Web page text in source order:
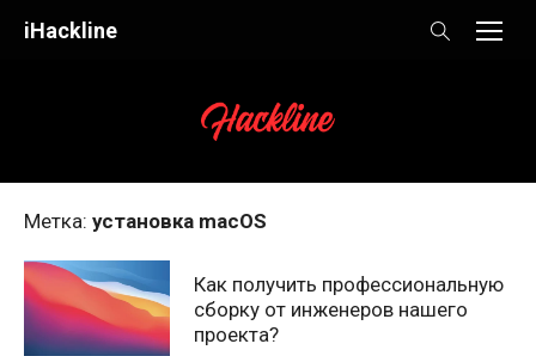
iHackline
Метка: установка macOS
Как получить профессиональную
сборку от инженеров нашего
проекта?